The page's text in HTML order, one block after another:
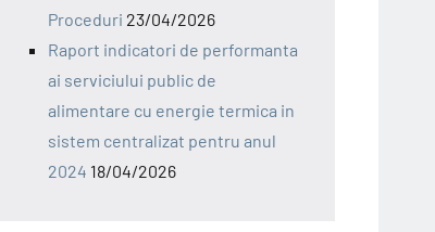
Proceduri 23/04/2026
Raport indicatori de performanta
ai serviciului public de
alimentare cu energie termica in
sistem centralizat pentru anul
2024 18/04/2026